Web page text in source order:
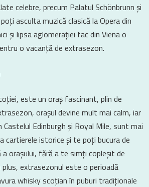
celebre, precum Palatul Schönbrunn și
asculta muzică clasică la Opera din
și lipsa aglomerației fac din Viena o
o vacanță de extrasezon.
este un oraș fascinant, plin de
orașul devine mult mai calm, iar
Edinburgh și Royal Mile, sunt mai
cartierele istorice și te poți bucura de
orașului, fără a te simți copleșit de
extrasezonul este o perioadă
whisky scoțian în puburi tradiționale